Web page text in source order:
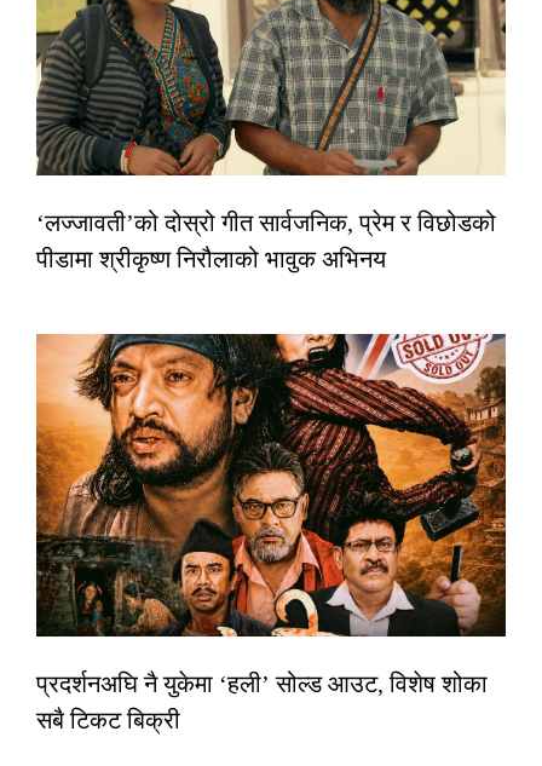
‘लज्जावती’को दोस्रो गीत सार्वजनिक, प्रेम र विछोडको
पीडामा श्रीकृष्ण निरौलाको भावुक अभिनय
प्रदर्शनअघि नै युकेमा ‘हली’ सोल्ड आउट, विशेष शोका
सबै टिकट बिक्री